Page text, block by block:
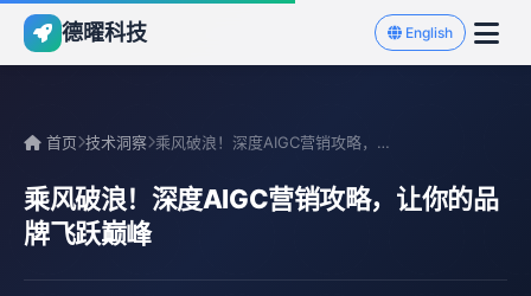
德曜科技 English
首页 技术洞察 乘风破浪！深度AIGC营销攻略，让你的品牌飞跃巅峰
乘风破浪！深度AIGC营销攻略，让你的品
牌飞跃巅峰